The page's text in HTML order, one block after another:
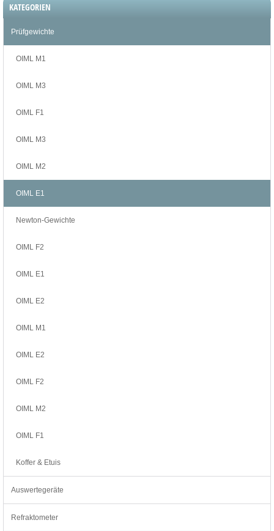
KATEGORIEN
Prüfgewichte
OIML M1
OIML M3
OIML F1
OIML M3
OIML M2
OIML E1
Newton-Gewichte
OIML F2
OIML E1
OIML E2
OIML M1
OIML E2
OIML F2
OIML M2
OIML F1
Koffer & Etuis
Auswertegeräte
Refraktometer